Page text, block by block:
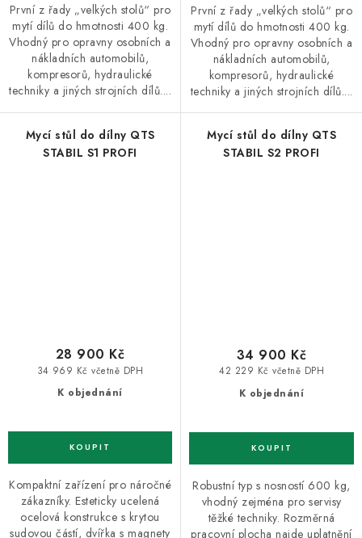
První z řady „velkých stolů“ pro
mytí dílů do hmotnosti 400 kg.
Vhodný pro opravny osobních a
nákladních automobilů,
kompresorů, hydraulické
techniky a jiných strojních dílů....
První z řady „velkých stolů“ pro
mytí dílů do hmotnosti 400 kg.
Vhodný pro opravny osobních a
nákladních automobilů,
kompresorů, hydraulické
techniky a jiných strojních dílů....
Mycí stůl do dílny QTS
STABIL S1 PROFI
K objednání
34 969 Kč včetně DPH
28 900 Kč
Kompaktní zařízení pro náročné
zákazníky. Esteticky ucelená
ocelová konstrukce s krytou
sudovou částí, dvířka s magnety
Mycí stůl do dílny QTS
STABIL S2 PROFI
K objednání
42 229 Kč včetně DPH
34 900 Kč
Robustní typ s nosností 600 kg,
vhodný zejména pro servisy
těžké techniky. Rozměrná
pracovní plocha najde uplatnění